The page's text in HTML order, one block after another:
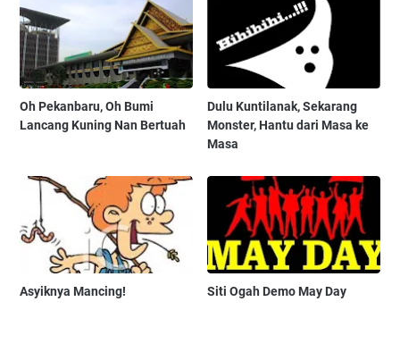
Oh Pekanbaru, Oh Bumi
Lancang Kuning Nan Bertuah
Dulu Kuntilanak, Sekarang
Monster, Hantu dari Masa ke
Masa
Asyiknya Mancing! Siti Ogah Demo May Day